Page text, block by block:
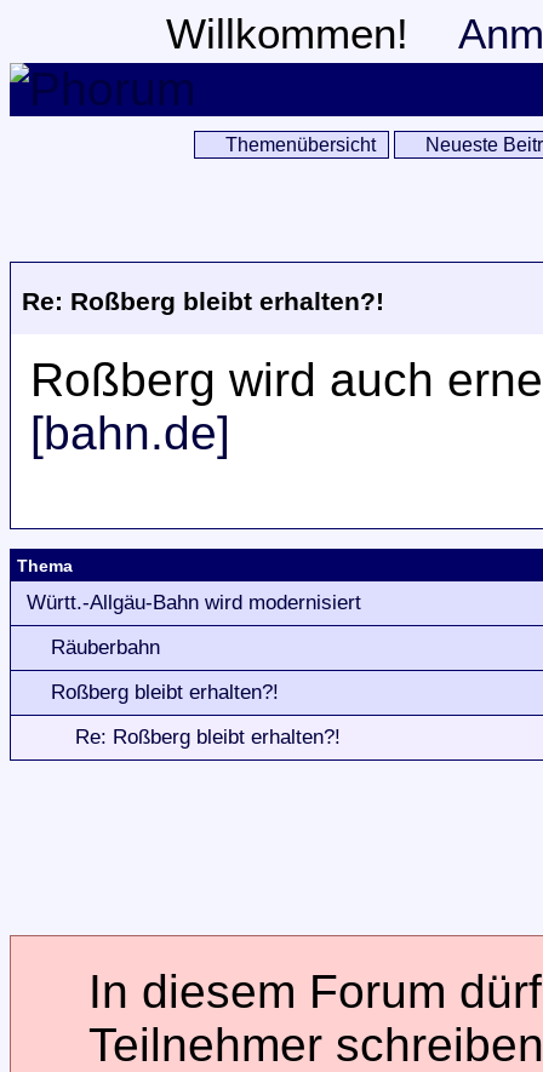
Willkommen!
Themenübersicht Neueste
Re: Roßberg bleibt erhalten?!
Roßberg wird auch
[bahn.de]
Thema
Württ.-Allgäu-Bahn wird modernisiert
Räuberbahn
Roßberg bleibt erhalten?!
Re: Roßberg bleibt erhalten?!
In diesem Forum
Teilnehmer